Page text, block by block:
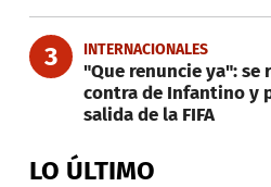
3 INTERNACIONALES
"Que renuncie ya": se
contra de Infantino y
salida de la FIFA
LO ÚLTIMO